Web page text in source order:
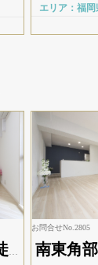
エリア：福岡
【南区向野-大橋駅徒歩2分】人気エリアのリフォーム済み3LDK
お問合せNo.2805